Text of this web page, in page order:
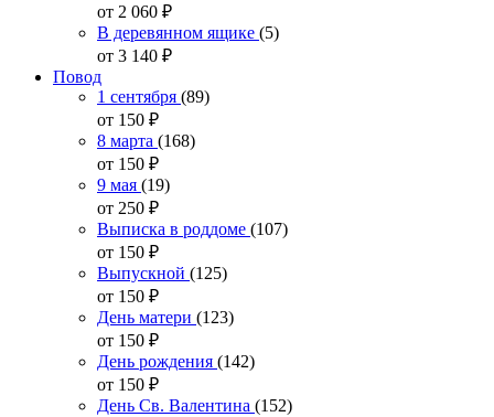
от 2 060 ₽
В деревянном ящике (5)
от 3 140 ₽
Повод
1 сентября (89)
от 150 ₽
8 марта (168)
от 150 ₽
9 мая (19)
от 250 ₽
Выписка в роддоме (107)
от 150 ₽
Выпускной (125)
от 150 ₽
День матери (123)
от 150 ₽
День рождения (142)
от 150 ₽
День Св. Валентина (152)